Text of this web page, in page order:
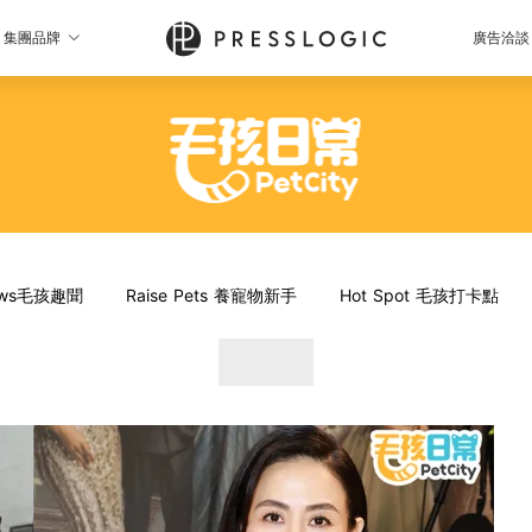
集團品牌 廣告洽談
毛孩趣聞 Raise Pets 養寵物新手 Hot Spot 毛孩打卡點